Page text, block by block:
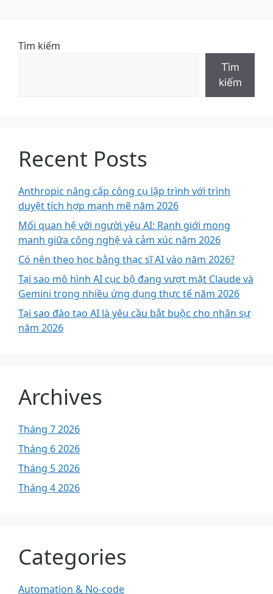
Tìm kiếm
Tìm
kiếm
Recent Posts
Anthropic nâng cấp công cụ lập trình với trình
duyệt tích hợp mạnh mẽ năm 2026
Mối quan hệ với người yêu AI: Ranh giới mong
manh giữa công nghệ và cảm xúc năm 2026
Có nên theo học bằng thạc sĩ AI vào năm 2026?
Tại sao mô hình AI cục bộ đang vượt mặt Claude và
Gemini trong nhiều ứng dụng thực tế năm 2026
Tại sao đào tạo AI là yêu cầu bắt buộc cho nhân sự
năm 2026
Archives
Tháng 7 2026
Tháng 6 2026
Tháng 5 2026
Tháng 4 2026
Categories
Automation & No-code